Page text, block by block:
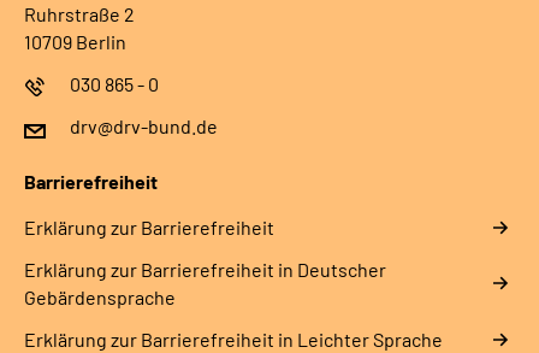
Ruhrstraße 2
10709 Berlin
030 865 - 0
drv@drv-bund.de
Barrierefreiheit
Erklärung zur Barrierefreiheit
Erklärung zur Barrierefreiheit in Deutscher
Gebärdensprache
Erklärung zur Barrierefreiheit in Leichter Sprache